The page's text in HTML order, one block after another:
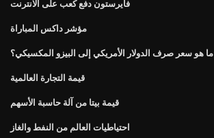
فايرستون دفع كعب على الانترنت
مؤشر داكس المباراة
ما هو سعر صرف الدولار الأمريكي إلى البيزو المكسيكي؟
قيمة التجارة العالمية
قيمة بيتا من آلة حاسبة الأسهم
احتياطيات العالم من النفط والغاز